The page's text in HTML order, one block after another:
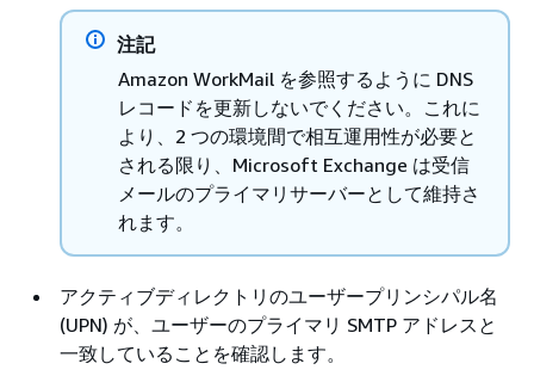
注記
Amazon WorkMail を参照するように DNS
レコードを更新しないでください。これに
より、2 つの環境間で相互運用性が必要と
される限り、Microsoft Exchange は受信
メールのプライマリサーバーとして維持さ
れます。
アクティブディレクトリのユーザープリンシパル名
(UPN) が、ユーザーのプライマリ SMTP アドレスと
一致していることを確認します。